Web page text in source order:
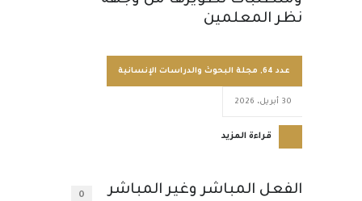
نظر المعلمين
عدد 64 , مجلة البحوث والدراسات الإنسانية
30 أبريل، 2026
قراءة المزيد
الفعل المباشر وغير المباشر
0